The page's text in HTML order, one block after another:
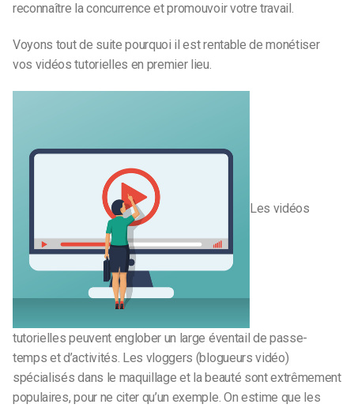
reconnaître la concurrence et promouvoir votre travail.
Voyons tout de suite pourquoi il est rentable de monétiser
vos vidéos tutorielles en premier lieu.
Les vidéos
tutorielles peuvent englober un large éventail de passe-
temps et d’activités. Les vloggers (blogueurs vidéo)
spécialisés dans le maquillage et la beauté sont extrêmement
populaires, pour ne citer qu’un exemple. On estime que les